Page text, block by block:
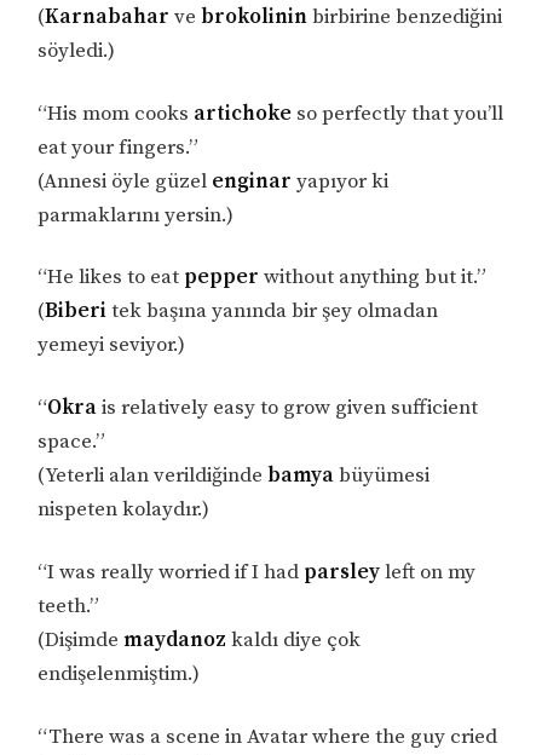
(Karnabahar vebrokolininbirbirine benzediğini
söyledi.)
“His mom cooks artichoke so perfectly that you’ll
eat your fingers.”
(Annesi öyle güzel enginar yapıyor ki
parmaklarını yersin.)
“He likes to eat pepper without anything but it.”
(Biberitek başına yanında bir şey olmadan
yemeyi seviyor.)
“Okrais relatively easy to grow given sufficient
space.”
(Yeterli alan verildiğindebamyabüyümesi
nispeten kolaydır.)
“I was really worried if I had parsleyleft on my
teeth.”
(Dişimdemaydanoz kaldı diye çok
endişelenmiştim.)
“There was a scene in Avatar where the guy cried